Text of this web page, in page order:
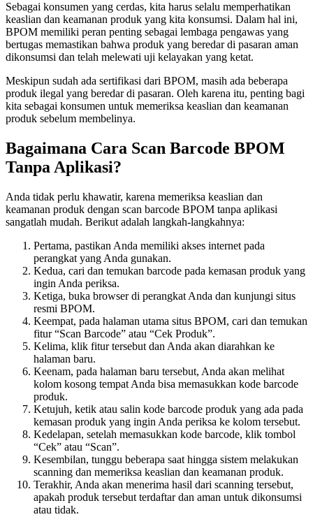
Sebagai konsumen yang cerdas, kita harus selalu memperhatikan
keaslian dan keamanan produk yang kita konsumsi. Dalam hal ini,
BPOM memiliki peran penting sebagai lembaga pengawas yang
bertugas memastikan bahwa produk yang beredar di pasaran aman
dikonsumsi dan telah melewati uji kelayakan yang ketat.
Meskipun sudah ada sertifikasi dari BPOM, masih ada beberapa
produk ilegal yang beredar di pasaran. Oleh karena itu, penting bagi
kita sebagai konsumen untuk memeriksa keaslian dan keamanan
produk sebelum membelinya.
Bagaimana Cara Scan Barcode BPOM
Tanpa Aplikasi?
Anda tidak perlu khawatir, karena memeriksa keaslian dan
keamanan produk dengan scan barcode BPOM tanpa aplikasi
sangatlah mudah. Berikut adalah langkah-langkahnya:
Pertama, pastikan Anda memiliki akses internet pada
perangkat yang Anda gunakan.
Kedua, cari dan temukan barcode pada kemasan produk yang
ingin Anda periksa.
Ketiga, buka browser di perangkat Anda dan kunjungi situs
resmi BPOM.
Keempat, pada halaman utama situs BPOM, cari dan temukan
fitur “Scan Barcode” atau “Cek Produk”.
Kelima, klik fitur tersebut dan Anda akan diarahkan ke
halaman baru.
Keenam, pada halaman baru tersebut, Anda akan melihat
kolom kosong tempat Anda bisa memasukkan kode barcode
produk.
Ketujuh, ketik atau salin kode barcode produk yang ada pada
kemasan produk yang ingin Anda periksa ke kolom tersebut.
Kedelapan, setelah memasukkan kode barcode, klik tombol
“Cek” atau “Scan”.
Kesembilan, tunggu beberapa saat hingga sistem melakukan
scanning dan memeriksa keaslian dan keamanan produk.
Terakhir, Anda akan menerima hasil dari scanning tersebut,
apakah produk tersebut terdaftar dan aman untuk dikonsumsi
atau tidak.